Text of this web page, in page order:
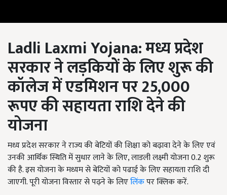
Ladli Laxmi Yojana:मध्य प्रदेश
सरकार ने लड़कियों के लिए शुरू की
कॉलेज में एडमिशन पर 25,000
रूपए की सहायता राशि देने की
योजना
मध्य प्रदेश सरकार ने राज्य की बेटियों की शिक्षा को बढ़ावा देने के लिए एवं
उनकी आर्थिक स्थिति में सुधार लाने के लिए, लाडली लक्ष्मी योजना 0.2 शुरू
की है. इस योजना के मध्यम से बेटियों को पढाई के लिए सहायता राशि दी
जाएगी. पूरी योजना विस्तार से पढ़ने के लिएलिंकपर क्लिक करें.